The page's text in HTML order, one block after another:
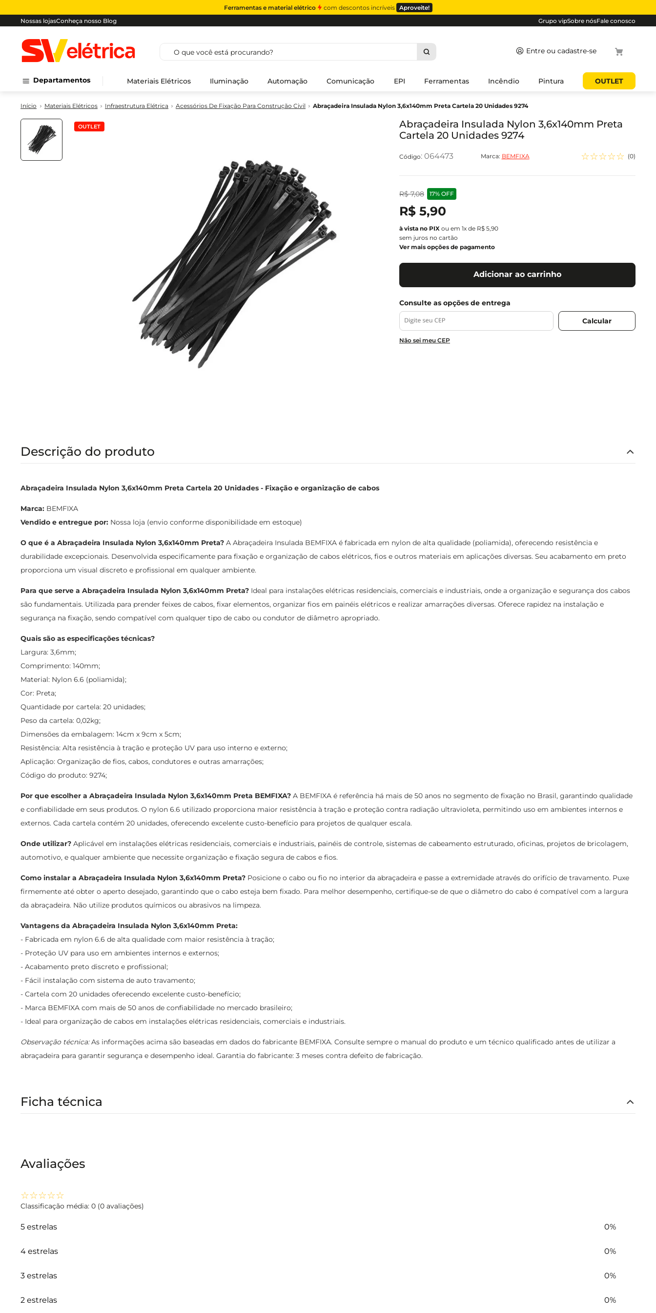
Ferramentas e material elétrico com descontos incríveis Aproveite!
Nossas lojasConheça nosso Blog Grupo vipSobre nósFale conosco
O que você está procurando?
Departamentos Materiais Elétricos Iluminação Automação Comunicação EPI Ferramentas Incêndio Pintura OUTLET
Materiais Elétricos Infraestrutura Elétrica Acessórios De Fixação Para Construção Civil Abraçadeira Insulada Nylon 3,6x140mm Preta Cartela 20 Unidades 9274
OUTLET
Abraçadeira Insulada Nylon 3,6x140mm Preta
Cartela 20 Unidades 9274
: 064473 Marca: BEMFIXA ☆☆☆☆☆ (0)
R$ 7,08 17% OFF
R$ 5,90
ou em 1x de R$ 5,90
sem juros no cartão
Ver mais opções de pagamento
Adicionar ao carrinho
Não sei meu CEP
Descrição do produto
Abraçadeira Insulada Nylon 3,6x140mm Preta Cartela 20 Unidades - Fixação e organização de cabos
Marca: BEMFIXA
Vendido e entregue por: Nossa loja (envio conforme disponibilidade em estoque)
O que é a Abraçadeira Insulada Nylon 3,6x140mm Preta? A Abraçadeira Insulada BEMFIXA é fabricada em nylon de alta qualidade (poliamida), oferecendo resistência e
durabilidade excepcionais. Desenvolvida especificamente para fixação e organização de cabos elétricos, fios e outros materiais em aplicações diversas. Seu acabamento em preto
proporciona um visual discreto e profissional em qualquer ambiente.
Para que serve a Abraçadeira Insulada Nylon 3,6x140mm Preta? Ideal para instalações elétricas residenciais, comerciais e industriais, onde a organização e segurança dos cabos
são fundamentais. Utilizada para prender feixes de cabos, fixar elementos, organizar fios em painéis elétricos e realizar amarrações diversas. Oferece rapidez na instalação e
segurança na fixação, sendo compatível com qualquer tipo de cabo ou condutor de diâmetro apropriado.
Quais são as especificações técnicas?
Largura: 3,6mm;
Comprimento: 140mm;
Material: Nylon 6.6 (poliamida);
Cor: Preta;
Quantidade por cartela: 20 unidades;
Peso da cartela: 0,02kg;
Dimensões da embalagem: 14cm x 9cm x 5cm;
Resistência: Alta resistência à tração e proteção UV para uso interno e externo;
Aplicação: Organização de fios, cabos, condutores e outras amarrações;
Código do produto: 9274;
Por que escolher a Abraçadeira Insulada Nylon 3,6x140mm Preta BEMFIXA? A BEMFIXA é referência há mais de 50 anos no segmento de fixação no Brasil, garantindo qualidade
e confiabilidade em seus produtos. O nylon 6.6 utilizado proporciona maior resistência à tração e proteção contra radiação ultravioleta, permitindo uso em ambientes internos e
externos. Cada cartela contém 20 unidades, oferecendo excelente custo-benefício para projetos de qualquer escala.
Onde utilizar? Aplicável em instalações elétricas residenciais, comerciais e industriais, painéis de controle, sistemas de cabeamento estruturado, oficinas, projetos de bricolagem,
automotivo, e qualquer ambiente que necessite organização e fixação segura de cabos e fios.
Como instalar a Abraçadeira Insulada Nylon 3,6x140mm Preta? Posicione o cabo ou fio no interior da abraçadeira e passe a extremidade através do orifício de travamento. Puxe
firmemente até obter o aperto desejado, garantindo que o cabo esteja bem fixado. Para melhor desempenho, certifique-se de que o diâmetro do cabo é compatível com a largura
da abraçadeira. Não utilize produtos químicos ou abrasivos na limpeza.
Vantagens da Abraçadeira Insulada Nylon 3,6x140mm Preta:
- Fabricada em nylon 6.6 de alta qualidade com maior resistência à tração;
- Proteção UV para uso em ambientes internos e externos;
- Acabamento preto discreto e profissional;
- Fácil instalação com sistema de auto travamento;
- Cartela com 20 unidades oferecendo excelente custo-benefício;
- Marca BEMFIXA com mais de 50 anos de confiabilidade no mercado brasileiro;
- Ideal para organização de cabos em instalações elétricas residenciais, comerciais e industriais.
Observação técnica:As informações acima são baseadas em dados do fabricante BEMFIXA. Consulte sempre o manual do produto e um técnico qualificado antes de utilizar a
abraçadeira para garantir segurança e desempenho ideal. Garantia do fabricante: 3 meses contra defeito de fabricação.
Ficha técnica
Avaliações
☆☆☆☆☆
Classificação média: 0 (0 avaliações)
5 estrelas 0%
4 estrelas 0%
3 estrelas 0%
2 estrelas 0%
buscados
1º
cabo
2º luminaria
3